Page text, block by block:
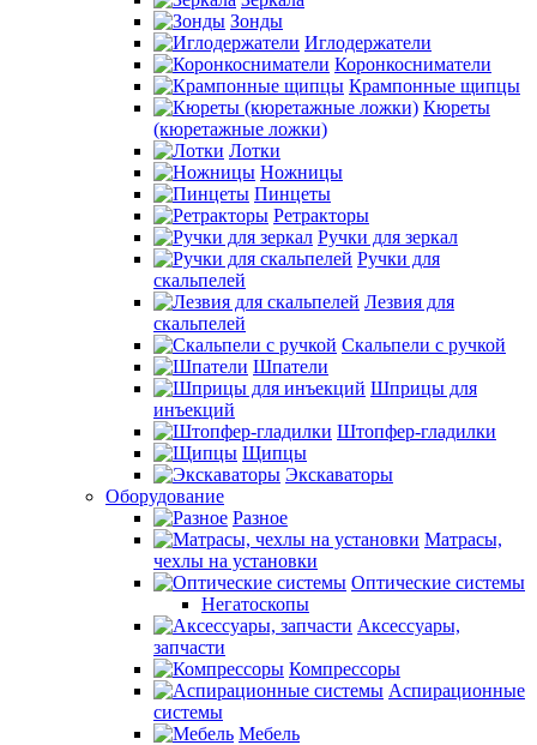
Зонды
Иглодержатели
Коронкосниматели
Крампонные щипцы
Кюреты
(кюретажные ложки)
Лотки
Ножницы
Пинцеты
Ретракторы
Ручки для зеркал
Ручки для
скальпелей
Лезвия для
скальпелей
Скальпели с ручкой
Шпатели
Шприцы для
инъекций
Штопфер-гладилки
Щипцы
Экскаваторы
Оборудование
Разное
Матрасы,
чехлы на установки
Оптические системы
Негатоскопы
Аксессуары,
запчасти
Компрессоры
Аспирационные
системы
Мебель